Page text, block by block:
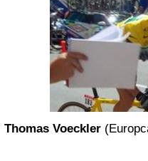
Thomas Voeckler